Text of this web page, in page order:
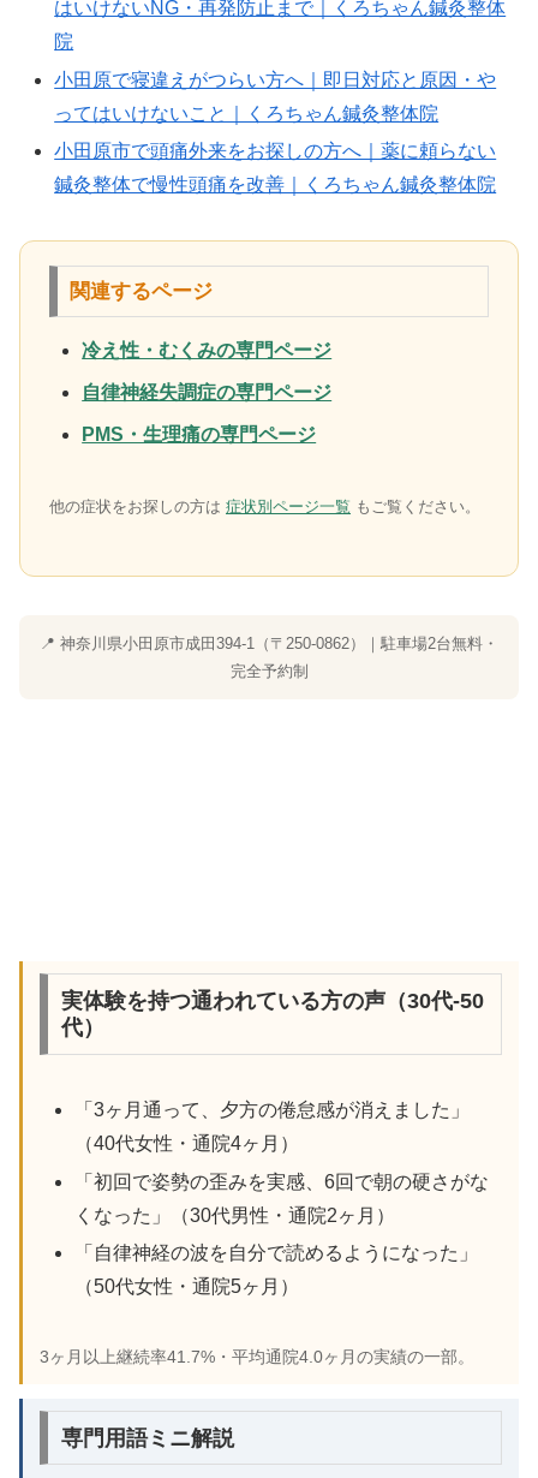
はいけないNG・再発防止まで｜くろちゃん鍼灸整体
院
小田原で寝違えがつらい方へ｜即日対応と原因・や
ってはいけないこと｜くろちゃん鍼灸整体院
小田原市で頭痛外来をお探しの方へ｜薬に頼らない
鍼灸整体で慢性頭痛を改善｜くろちゃん鍼灸整体院
関連するページ
冷え性・むくみの専門ページ
自律神経失調症の専門ページ
PMS・生理痛の専門ページ
他の症状をお探しの方は 症状別ページ一覧 もご覧ください。
📍 神奈川県小田原市成田394-1（〒250-0862）｜駐車場2台無料・
完全予約制
実体験を持つ通われている方の声（30代-50
代）
「3ヶ月通って、夕方の倦怠感が消えました」
（40代女性・通院4ヶ月）
「初回で姿勢の歪みを実感、6回で朝の硬さがな
くなった」（30代男性・通院2ヶ月）
「自律神経の波を自分で読めるようになった」
（50代女性・通院5ヶ月）
3ヶ月以上継続率41.7%・平均通院4.0ヶ月の実績の一部。
専門用語ミニ解説